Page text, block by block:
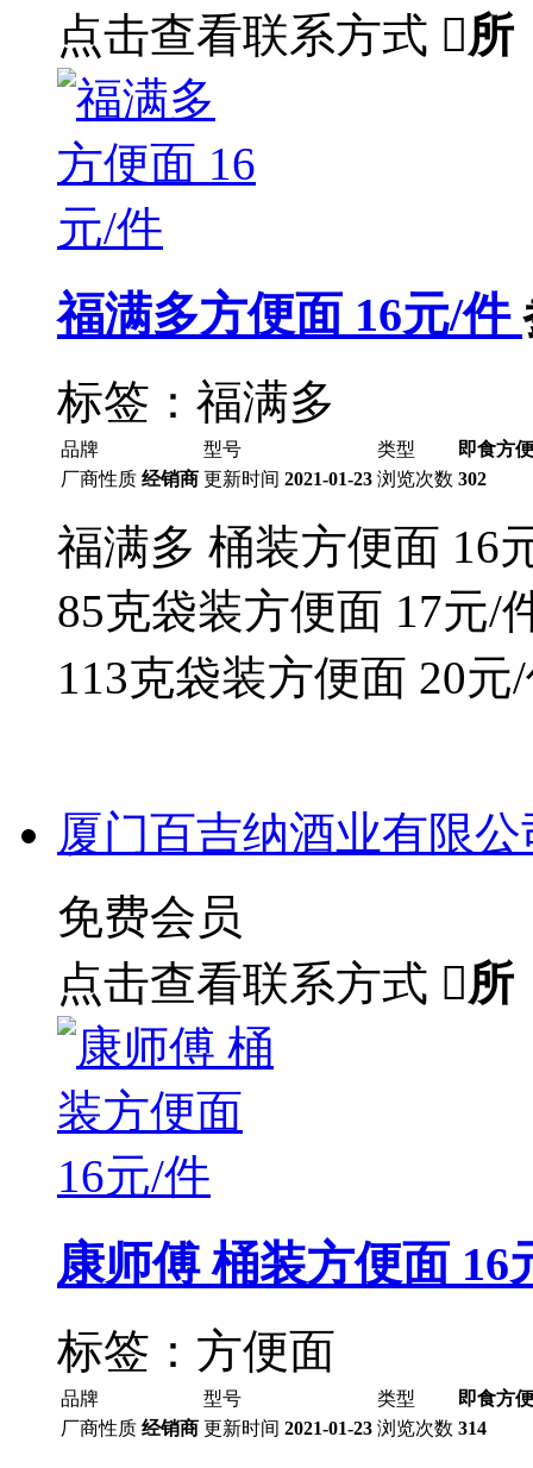
点击查看联系方式 所
福满多方便面 16元/件
标签：福满多
品牌 型号 类型
即食方
厂商性质 经销商 更新时间 2021-01-23 浏览次数 302
福满多 桶装方便面 16
85克袋装方便面 17元/
113克袋装方便面 20元
厦门百吉纳酒业有限公
免费会员
点击查看联系方式 所
康师傅 桶装方便面 16
标签：方便面
品牌 型号 类型
即食方
厂商性质 经销商 更新时间 2021-01-23 浏览次数 314